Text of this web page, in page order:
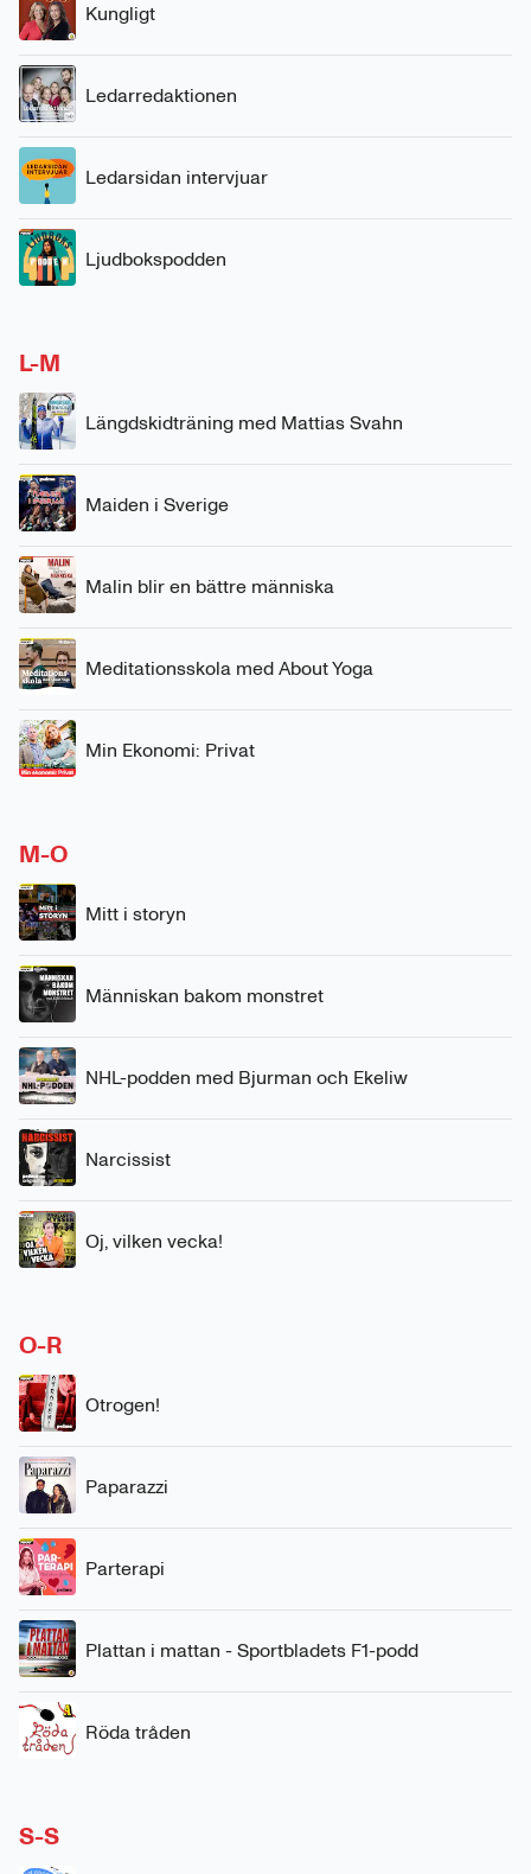
Kungligt
Ledarredaktionen
Ledarsidan intervjuar
Ljudbokspodden
L-M
Längdskidträning med Mattias Svahn
Maiden i Sverige
Malin blir en bättre människa
Meditationsskola med About Yoga
Min Ekonomi: Privat
M-O
Mitt i storyn
Människan bakom monstret
NHL-podden med Bjurman och Ekeliw
Narcissist
Oj, vilken vecka!
O-R
Otrogen!
Paparazzi
Parterapi
Plattan i mattan - Sportbladets F1-podd
Röda tråden
S-S